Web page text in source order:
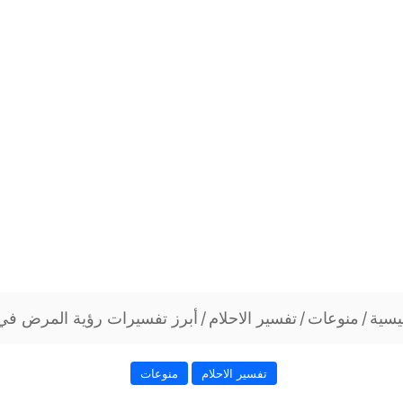
/ منوعات/تفسير الاحلام/ أبرز تفسيرات رؤية المرض في
تفسير الاحلام منوعات